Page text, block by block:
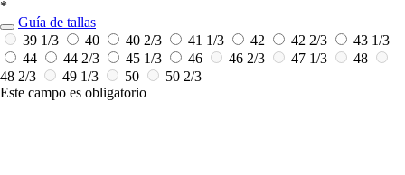
*
Guía de tallas
39 1/3
40 40 2/3 41 1/3 42 42 2/3
43 1/3
44
44 2/3 45 1/3 46 46 2/3 47 1/3
48
48 2/3
49 1/3 50
50 2/3
Este campo es obligatorio